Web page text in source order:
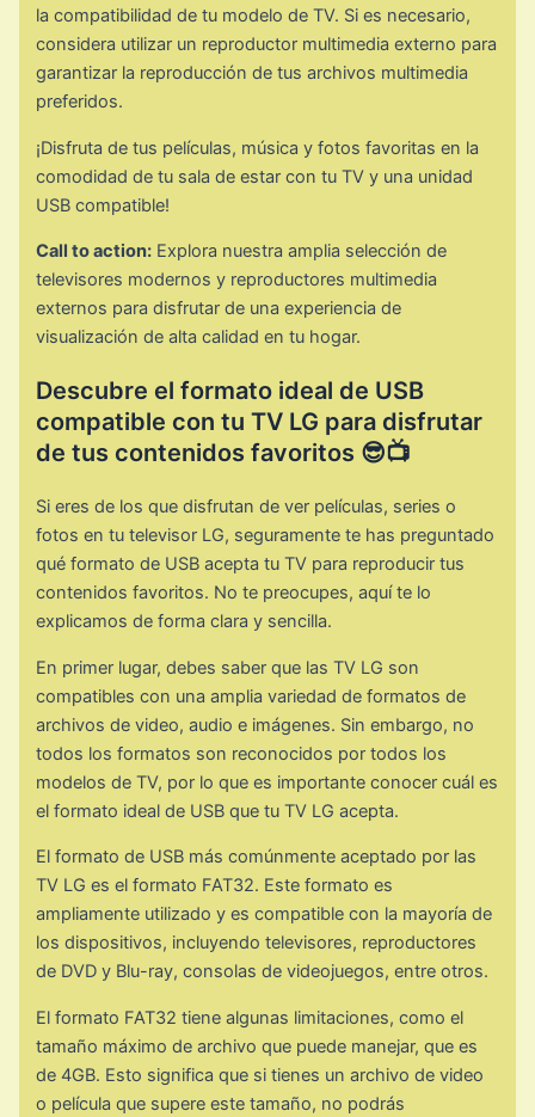
la compatibilidad de tu modelo de TV. Si es necesario,
considera utilizar un reproductor multimedia externo para
garantizar la reproducción de tus archivos multimedia
preferidos.
¡Disfruta de tus películas, música y fotos favoritas en la
comodidad de tu sala de estar con tu TV y una unidad
USB compatible!
Call to action: Explora nuestra amplia selección de
televisores modernos y reproductores multimedia
externos para disfrutar de una experiencia de
visualización de alta calidad en tu hogar.
Descubre el formato ideal de USB
compatible con tu TV LG para disfrutar
de tus contenidos favoritos 😎📺
Si eres de los que disfrutan de ver películas, series o
fotos en tu televisor LG, seguramente te has preguntado
qué formato de USB acepta tu TV para reproducir tus
contenidos favoritos. No te preocupes, aquí te lo
explicamos de forma clara y sencilla.
En primer lugar, debes saber que las TV LG son
compatibles con una amplia variedad de formatos de
archivos de video, audio e imágenes. Sin embargo, no
todos los formatos son reconocidos por todos los
modelos de TV, por lo que es importante conocer cuál es
el formato ideal de USB que tu TV LG acepta.
El formato de USB más comúnmente aceptado por las
TV LG es el formato FAT32. Este formato es
ampliamente utilizado y es compatible con la mayoría de
los dispositivos, incluyendo televisores, reproductores
de DVD y Blu-ray, consolas de videojuegos, entre otros.
El formato FAT32 tiene algunas limitaciones, como el
tamaño máximo de archivo que puede manejar, que es
de 4GB. Esto significa que si tienes un archivo de video
o película que supere este tamaño, no podrás